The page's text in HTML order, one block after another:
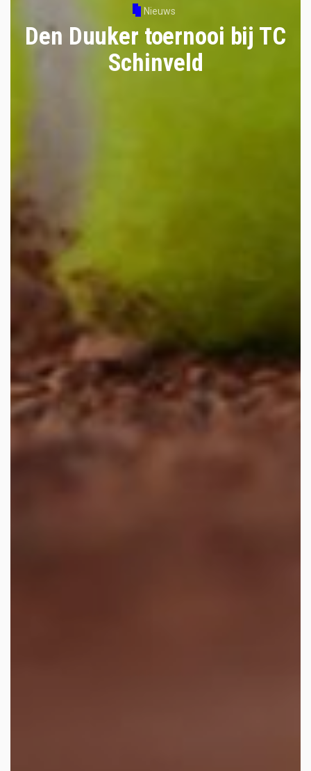
Nieuws
Den Duuker toernooi bij TC
Schinveld